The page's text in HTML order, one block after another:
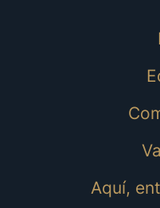
Aquí,